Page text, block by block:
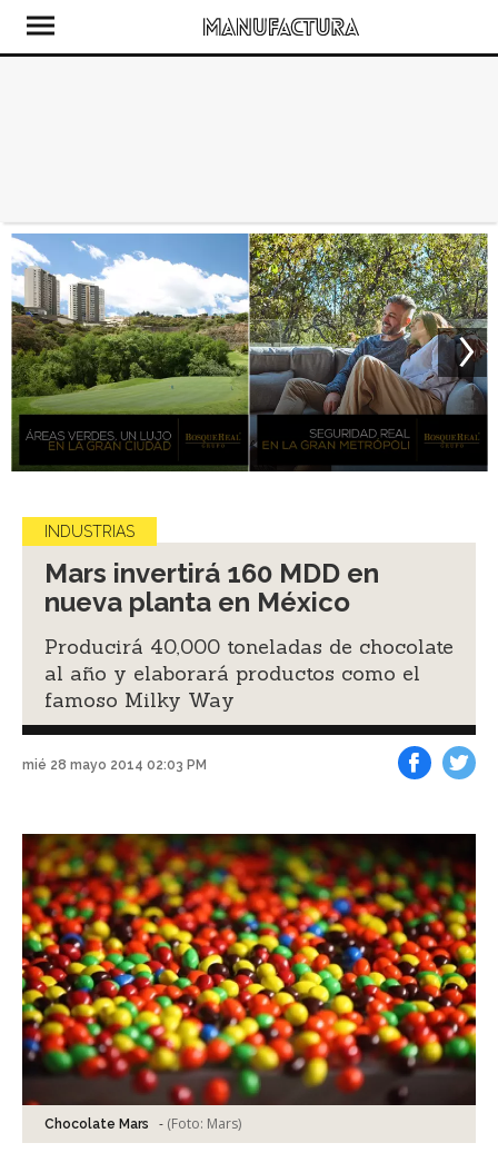
INDUSTRIAS
Mars invertirá 160 MDD en
nueva planta en México
Producirá 40,000 toneladas de chocolate
al año y elaborará productos como el
famoso Milky Way
mié 28 mayo 2014 02:03 PM
Chocolate Mars - (Foto: Mars)